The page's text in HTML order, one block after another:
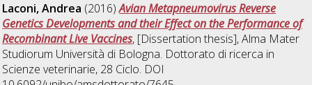
Laconi, Andrea (2016)Avian Metapneumovirus Reverse
Genetics Developments and their Effect on the Performance of
Recombinant Live Vaccines, [Dissertation thesis], Alma Mater
Studiorum Università di Bologna. Dottorato di ricerca in
Scienze veterinarie, 28 Ciclo. DOI